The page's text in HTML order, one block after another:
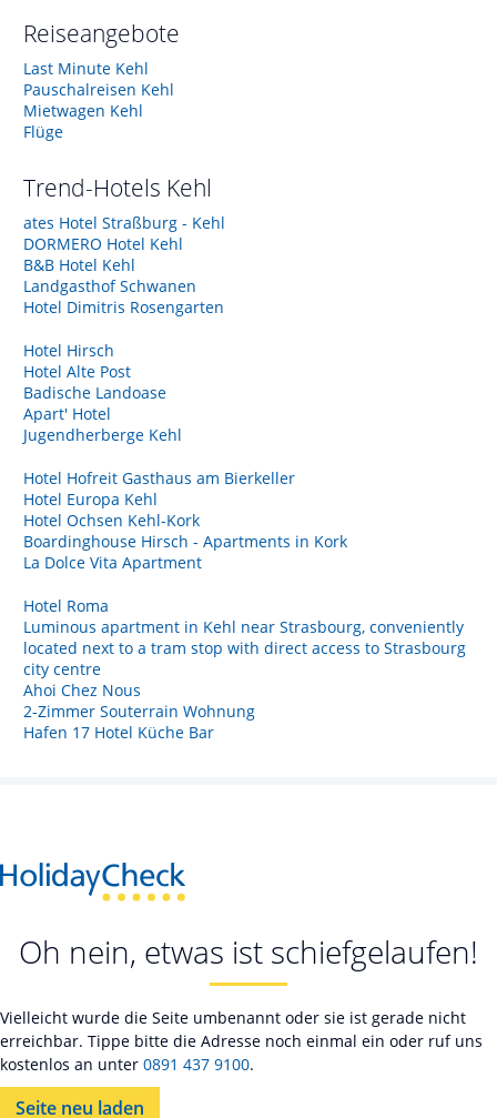
Reiseangebote
Last Minute Kehl
Pauschalreisen Kehl
Mietwagen Kehl
Flüge
Trend-Hotels Kehl
ates Hotel Straßburg - Kehl
DORMERO Hotel Kehl
B&B Hotel Kehl
Landgasthof Schwanen
Hotel Dimitris Rosengarten
Hotel Hirsch
Hotel Alte Post
Badische Landoase
Apart' Hotel
Jugendherberge Kehl
Hotel Hofreit Gasthaus am Bierkeller
Hotel Europa Kehl
Hotel Ochsen Kehl-Kork
Boardinghouse Hirsch - Apartments in Kork
La Dolce Vita Apartment
Hotel Roma
Luminous apartment in Kehl near Strasbourg, conveniently
located next to a tram stop with direct access to Strasbourg
city centre
Ahoi Chez Nous
2-Zimmer Souterrain Wohnung
Hafen 17 Hotel Küche Bar
Oh nein, etwas ist schiefgelaufen!
Vielleicht wurde die Seite umbenannt oder sie ist gerade nicht
erreichbar. Tippe bitte die Adresse noch einmal ein oder ruf uns
kostenlos an unter 0891 437 9100.
Seite neu laden